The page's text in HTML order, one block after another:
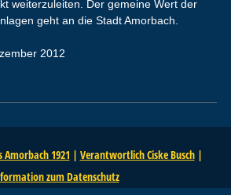
weiterzuleiten. Der gemeine Wert der
geht an die Stadt Amorbach.
2012
Amorbach 1921 | Verantwortlich Ciske Busch |
zum Datenschutz